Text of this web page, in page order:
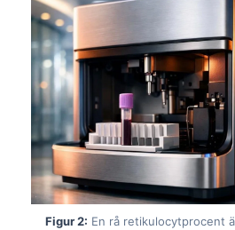
Figur 2: En rå retikulocytprocent